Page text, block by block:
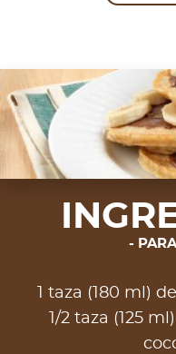
1 taza (180 ml)
1/2 taza (125